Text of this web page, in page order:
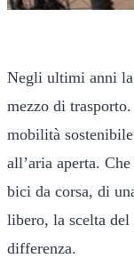
Negli ultimi anni
mezzo di
mobilità
all’aria aperta.
bici da corsa, di
libero, la scelta del
differenza.